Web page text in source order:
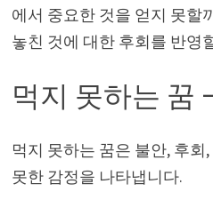
에서 중요한 것을 얻지 못할
놓친 것에 대한 후회를 반영
먹지 못하는 꿈
먹지 못하는 꿈은 불안, 후
못한 감정을 나타냅니다.